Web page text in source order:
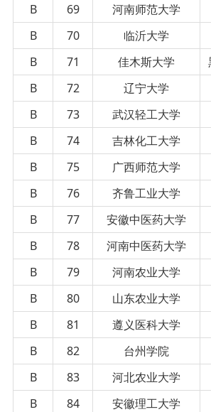
B
69 河南师范大学
B
70 临沂大学
B
71 佳木斯大学
B
72 辽宁大学
B
73 武汉轻工大学
B
74 吉林化工大学
B
75 广西师范大学
B
76 齐鲁工业大学
B
77 安徽中医药大学
B
78 河南中医药大学
B
79 河南农业大学
B
80 山东农业大学
B
81 遵义医科大学
B
82 台州学院
B
83 河北农业大学
B
84 安徽理工大学